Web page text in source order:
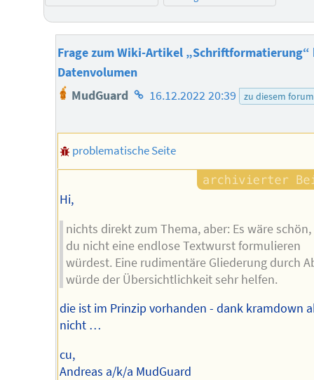
Frage zum Wiki-Artikel
Datenvolumen
MudGuard Homepage
Autors
16.12.2022 20:39 zu diesem forum
problematische Seite
Hi,
nichts direkt zum Thema, aber: Es wäre
du nicht eine endlose Textwurst formulieren
würdest. Eine rudimentäre Gliederung durch
würde der Übersichtlichkeit sehr helfen.
die ist im Prinzip vorhanden - dank kramdown
nicht …
cu,
Andreas a/k/a MudGuard